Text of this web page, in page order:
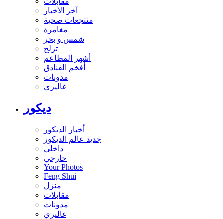
آخر الأخبار
منتجعات صحية
مغامرة
شمس و بحر
تزلج
أشهر المطاعم
أفخم الفنادق
مدونات
غاليري
ديكور
أخبار الديكور
جديد عالم الديكور
داخلي
خارجي
Your Photos
Feng Shui
منزل
مقابلات
مدونات
غاليري